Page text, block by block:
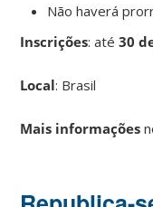
Não haverá
Inscrições: até30
Local: Brasil
Mais informações